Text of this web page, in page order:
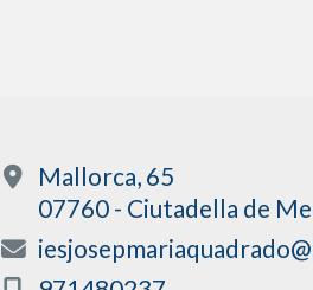
Mallorca, 65
07760 - Ciutadella de